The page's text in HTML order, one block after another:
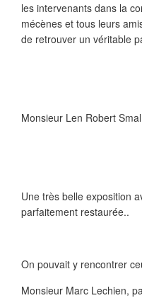
les intervenants dans la
mécènes et tous leurs
de retrouver un véritable
Monsieur Len Robert
Une très belle exposition
parfaitement restaurée..
On pouvait y rencontrer
Monsieur Marc Lechien,